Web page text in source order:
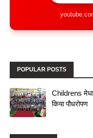
POPULAR POSTS
Childrens
किया पौधरोपण